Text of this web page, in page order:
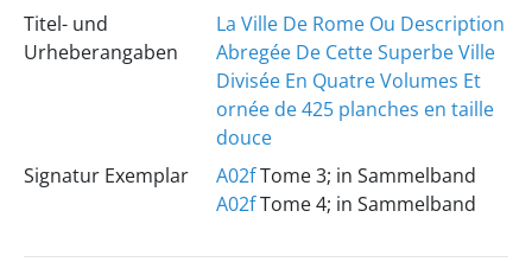
Titel- und
Urheberangaben
La Ville De Rome Ou Description
Abregée De Cette Superbe Ville
Divisée En Quatre Volumes Et
ornée de 425 planches en taille
douce
Signatur Exemplar
A02fTome 3; in Sammelband
A02fTome 4; in Sammelband